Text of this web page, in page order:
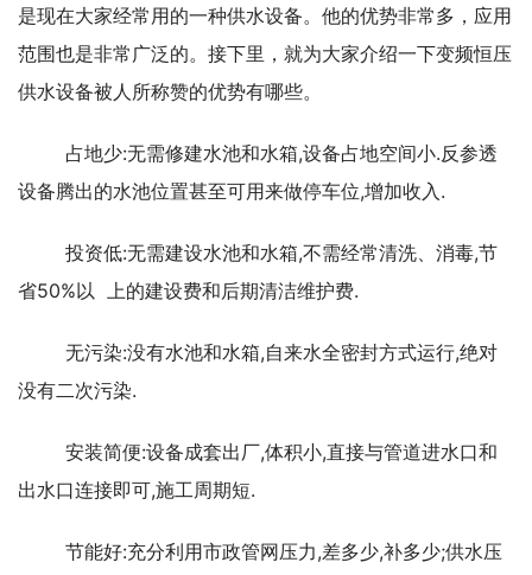
是现在大家经常用的一种供水设备。他的优势非常多，应用
范围也是非常广泛的。接下里，就为大家介绍一下变频恒压
供水设备被人所称赞的优势有哪些。
占地少:无需修建水池和水箱,设备占地空间小.反参透
设备腾出的水池位置甚至可用来做停车位,增加收入.
省50%以  上的建设费和后期清洁维护费.
无污染:没有水池和水箱,自来水全密封方式运行,绝对
没有二次污染.
安装简便:设备成套出厂,体积小,直接与管道进水口和
出水口连接即可,施工周期短.